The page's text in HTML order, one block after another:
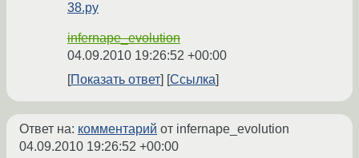
38.py
infernape_evolution
04.09.2010 19:26:52 +00:00
Показать ответ
Ссылка
Ответ на: комментарий от infernape_evolution
04.09.2010 19:26:52 +00:00